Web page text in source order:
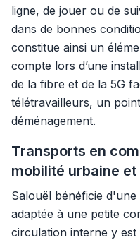
ligne, de jouer ou de
dans de bonnes
constitue ainsi un
compte lors d’une
de la fibre et de la 5G
télétravailleurs, un
déménagement.
Transports en
mobilité urbaine
Salouël bénéficie
adaptée à une petite
circulation interne y